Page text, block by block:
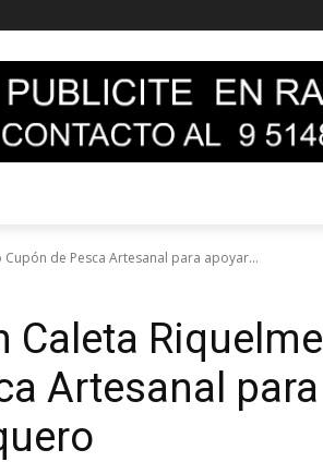
de Pesca Artesanal para apoyar...
Caleta Riquelme
Artesanal para